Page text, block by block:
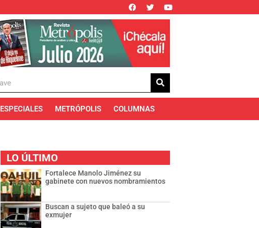
ESPECIALES METRÓPOLIS COLUMNAS
LO ÚLTIMO
Fortalece Manolo Jiménez su
gabinete con nuevos nombramientos
Buscan a sujeto que baleó a su
exmujer